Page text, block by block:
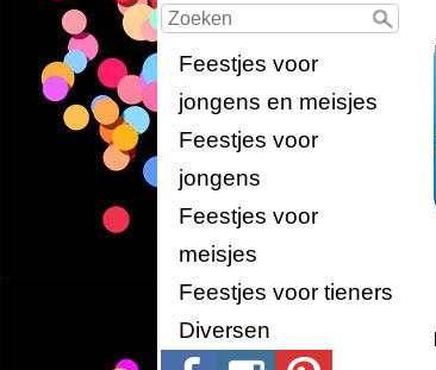
Feestjes voor
jongens en meisjes
Feestjes voor
jongens
Feestjes voor
meisjes
Feestjes voor tieners
Diversen